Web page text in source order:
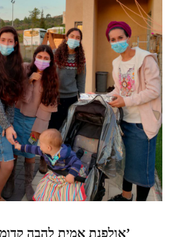
אולפנת אמית להבה קדומים בפרויקט ‘אמץ עולה’